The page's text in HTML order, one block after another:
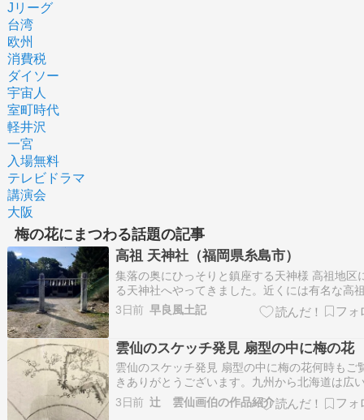
Jリーグ
台湾
欧州
消費税
ダイソー
宇宙人
室町時代
軽井沢
一宮
入場無料
テレビドラマ
講演会
大阪
梅の花にまつわる話題の記事
高祖 天神社（福岡県糸島市）
集落の奥にひっそりと鎮座する天神様 高祖地区
る天神社へやってきました。近くには有名な高
社がありますね。 こちらは特に鳥居などもなく
落の砂利道を進んだ奥まった場所にあります。
うです、門柱の社紋も梅の花です。 境内には…
3日前 早良風土記
雲仙のスケッチ発見 扇型の中に梅の花
雲仙のスケッチ発見 扇型の中に梅の花何時もご
きありがとうございます。九州から北海道は広
囲で晴れる。九州南部と関東、東北の太平洋側
が多い。西日本を中心に猛暑日の見込み。私の
3日前 辻 雲仙画伯の作品紹介